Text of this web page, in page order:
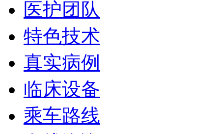
医护团队
特色技术
真实病例
临床设备
乘车路线